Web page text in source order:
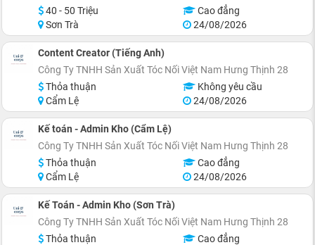
40 - 50 Triệu
Cao đẳng
Sơn Trà
24/08/2026
Content Creator (Tiếng Anh)
Công Ty TNHH Sản Xuất Tóc Nối Việt Nam Hưng Thịnh 28
Thỏa thuận
Không yêu cầu
Cẩm Lệ
24/08/2026
Kế toán - Admin Kho (Cẩm Lệ)
Công Ty TNHH Sản Xuất Tóc Nối Việt Nam Hưng Thịnh 28
Thỏa thuận
Cao đẳng
Cẩm Lệ
24/08/2026
Kế Toán - Admin Kho (Sơn Trà)
Công Ty TNHH Sản Xuất Tóc Nối Việt Nam Hưng Thịnh 28
Thỏa thuận
Cao đẳng